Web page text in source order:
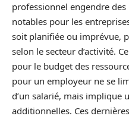
professionnel engendre
notables pour les
soit planifiée ou imprévue,
selon le secteur d’activité.
pour le budget des
pour un employeur ne se
d’un salarié, mais implique
additionnelles. Ces